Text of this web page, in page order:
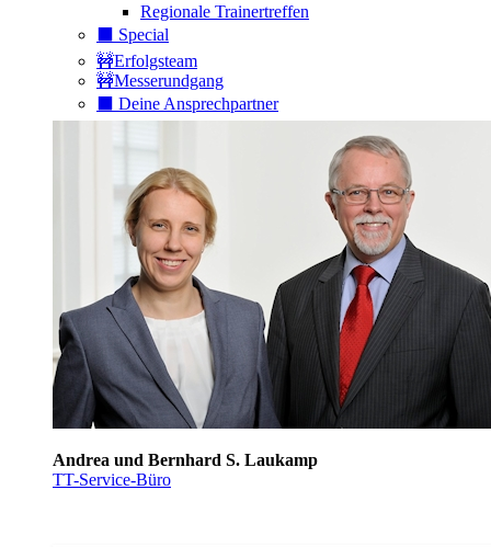
Regionale Trainertreffen
⬛️ Special
🚧Erfolgsteam
🚧Messerundgang
⬛️ Deine Ansprechpartner
Andrea und Bernhard S. Laukamp
TT-Service-Büro